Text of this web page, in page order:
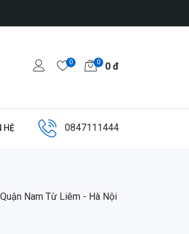
0 0 0 đ
HỆ 0847111444
Nam Từ Liêm - Hà Nội